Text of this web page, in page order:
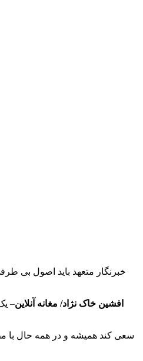
خبرنگار متعهد باید اصول بی
افشین خاک نژاد/ مغانه آنلاین–
سعی کند همیشه و در همه حال با